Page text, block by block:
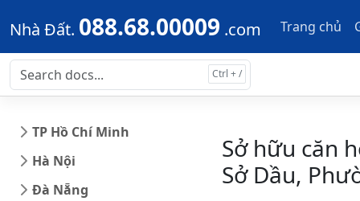
Skip to main content Skip to docs navigation
Nhà Đất. 088.68.00009 .com Trang chủ
TP Hồ Chí Minh
Hà Nội
Đà Nẵng
Sở hữu căn
Sở Dầu,